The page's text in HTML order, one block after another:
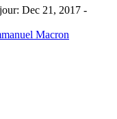
Dec 21, 2017 -
Macron